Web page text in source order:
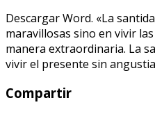
Descargar Word. «La
maravillosas sino en vivir
manera extraordinaria. La
vivir el presente sin
Compartir